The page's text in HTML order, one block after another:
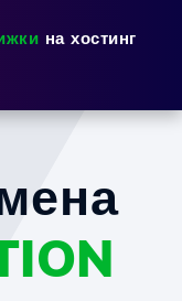
на хостинг